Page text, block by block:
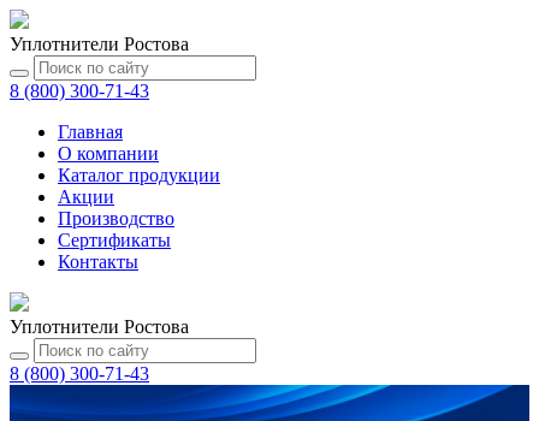
Уплотнители Ростова
8 (800) 300-71-43
Главная
О компании
Каталог продукции
Акции
Производство
Сертификаты
Контакты
Уплотнители Ростова
8 (800) 300-71-43